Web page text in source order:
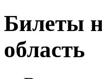
Билеты
область